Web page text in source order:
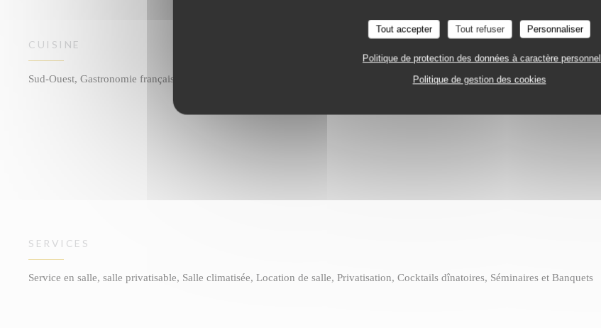
Tout accepter Tout refuser Personnaliser
Politique de protection des données à caractère personnel
Politique de gestion des cookies
CUISINE
Sud-Ouest, Gastronomie française , Gastronomique
SERVICES
Service en salle, salle privatisable, Salle climatisée, Location de salle, Privatisation, Cocktails dînatoires, Séminaires et Banquets